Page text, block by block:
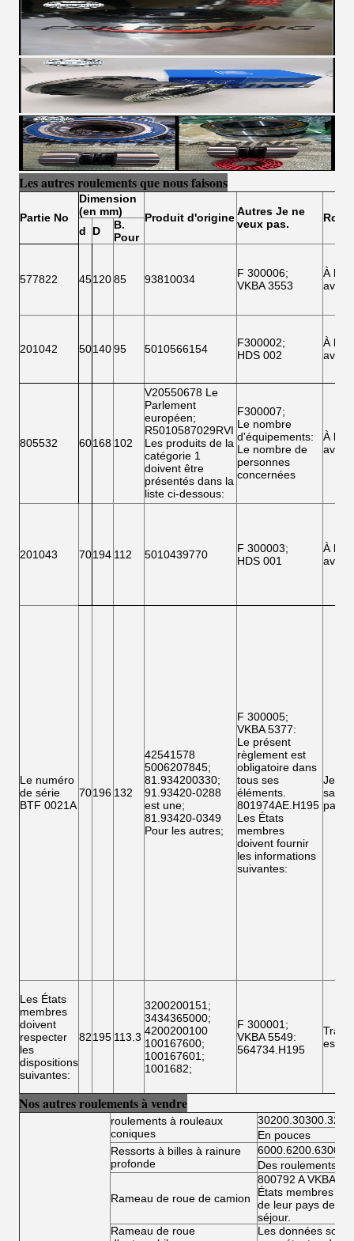
Les autres roulements que nous faisons
Partie No
Dimension
(en mm)
Produit d'origineAutres Je ne
veux pas.
Roue
d
D
B.
Pour
577822 4512085 93810034 F 300006;
VKBA 3553
À l'
avant
201042 5014095 5010566154 F300002;
HDS 002
À l'
avant
805532 60168 102
V20550678 Le
Parlement
européen;
R5010587029RVI
Les produits de la
catégorie 1
doivent être
présentés dans la
liste ci-dessous:
F300007;
Le nombre
d'équipements:
Le nombre de
personnes
concernées
À l'
avant
201043 70194 112 5010439770 F 300003;
HDS 001
À l'
avant
Le numéro
de série
BTF 0021A
70196 132
42541578
5006207845;
81.934200330;
91.93420-0288
est une;
81.93420-0349
Pour les autres;
F 300005;
VKBA 5377:
Le présent
règlement est
obligatoire dans
tous ses
éléments.
801974AE.H195
Les États
membres
doivent fournir
les informations
suivantes:
Je ne
sais
pas.
Les États
membres
doivent
respecter
les
dispositions
suivantes:
82195 113.3
3200200151 ;
3434365000;
4200200100
100167600;
100167601 ;
1001682;
F 300001 ;
VKBA 5549:
564734.H195
Nos autres roulements à vendre
roulements à rouleaux
coniques
En pouces
Ressorts à billes à rainure
profonde
Des roulements à
Rameau de roue de camion
800792 A VKBA
États membres
de leur pays de
séjour.
Rameau de roue
Les données sont